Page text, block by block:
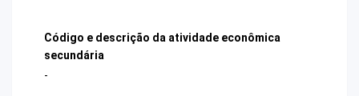
Código e descrição da atividade econômica
secundária
-